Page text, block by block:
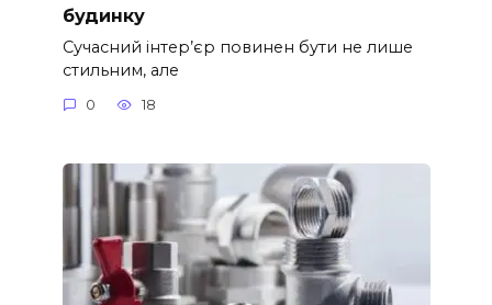
будинку
Сучасний інтер’єр повинен бути не лише
стильним, але
0 18